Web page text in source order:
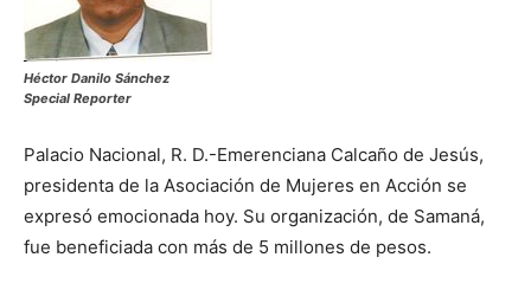
Héctor Danilo Sánchez
Special Reporter
Palacio Nacional, R. D.-Emerenciana Calcaño de Jesús,
presidenta de la Asociación de Mujeres en Acción se
expresó emocionada hoy. Su organización, de Samaná,
fue beneficiada con más de 5 millones de pesos.